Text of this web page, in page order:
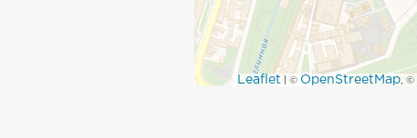
Leaflet | © OpenStreetMap, ©